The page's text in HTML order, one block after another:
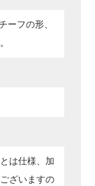
ーフの形、
は仕様、加
ざいますの